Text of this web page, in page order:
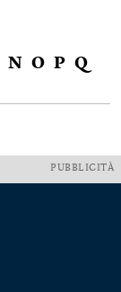
N O P Q
PUBBLICITÀ